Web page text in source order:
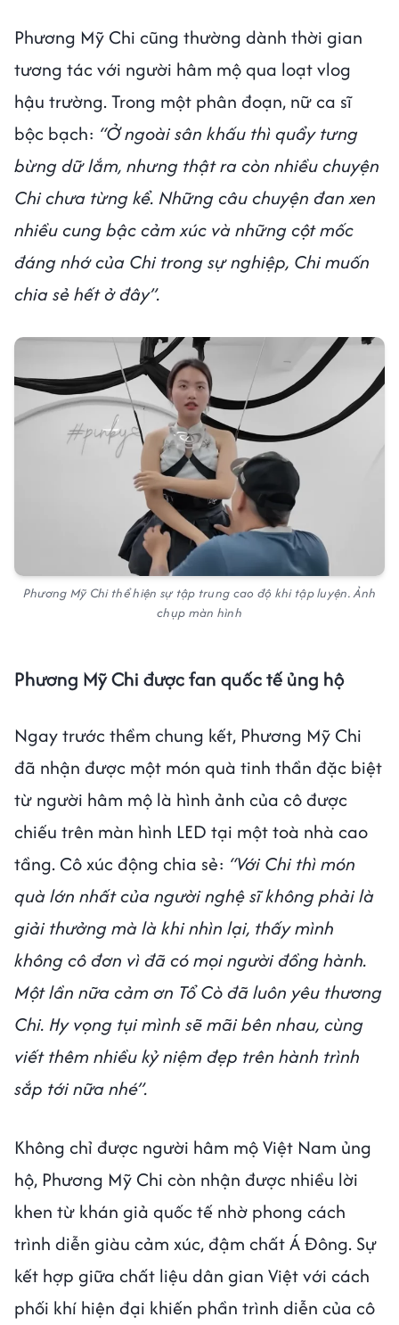
Phương Mỹ Chi cũng thường dành thời gian
tương tác với người hâm mộ qua loạt vlog
hậu trường. Trong một phân đoạn, nữ ca sĩ
bộc bạch: “Ở ngoài sân khấu thì quẩy tưng
bừng dữ lắm, nhưng thật ra còn nhiều chuyện
Chi chưa từng kể. Những câu chuyện đan xen
nhiều cung bậc cảm xúc và những cột mốc
đáng nhớ của Chi trong sự nghiệp, Chi muốn
chia sẻ hết ở đây”.
Phương Mỹ Chi thể hiện sự tập trung cao độ khi tập luyện. Ảnh
chụp màn hình
Phương Mỹ Chi được fan quốc tế ủng hộ
Ngay trước thềm chung kết, Phương Mỹ Chi
đã nhận được một món quà tinh thần đặc biệt
từ người hâm mộ là hình ảnh của cô được
chiếu trên màn hình LED tại một toà nhà cao
tầng. Cô xúc động chia sẻ: “Với Chi thì món
quà lớn nhất của người nghệ sĩ không phải là
giải thưởng mà là khi nhìn lại, thấy mình
không cô đơn vì đã có mọi người đồng hành.
Một lần nữa cảm ơn Tổ Cò đã luôn yêu thương
Chi. Hy vọng tụi mình sẽ mãi bên nhau, cùng
viết thêm nhiều kỷ niệm đẹp trên hành trình
sắp tới nữa nhé”.
Không chỉ được người hâm mộ Việt Nam ủng
hộ, Phương Mỹ Chi còn nhận được nhiều lời
khen từ khán giả quốc tế nhờ phong cách
trình diễn giàu cảm xúc, đậm chất Á Đông. Sự
kết hợp giữa chất liệu dân gian Việt với cách
phối khí hiện đại khiến phần trình diễn của cô